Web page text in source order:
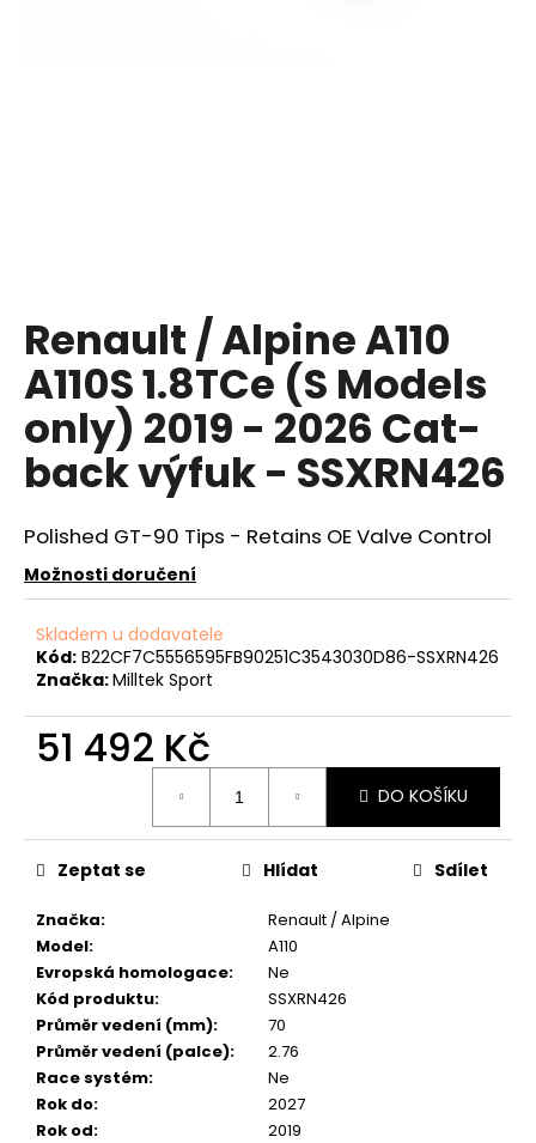
Renault / Alpine A110
A110S 1.8TCe (S Models
only) 2019 - 2026 Cat-
back výfuk - SSXRN426
Polished GT-90 Tips - Retains OE Valve Control
Možnosti doručení
Skladem u dodavatele
Kód: B22CF7C5556595FB90251C3543030D86-SSXRN426
Značka:Milltek Sport
51 492 Kč
DO KOŠÍKU
Značka:
Renault / Alpine
Model:
A110
Evropská homologace:
Ne
Kód produktu:
SSXRN426
Průměr vedení (mm):
70
Průměr vedení (palce):
2.76
Race systém:
Ne
Rok do:
2027
Rok od:
2019
Zeptat se Hlídat Sdílet
D
o
p
o
r
č
u
j
m
e
APR
SPORTOVNÍ
2.5TFSI
DALŠÍ
490
Kč